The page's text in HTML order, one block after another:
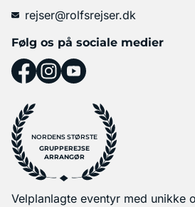
rejser@rolfsrejser.dk
Følg os på sociale medier
NORDENS STØRSTE
GRUPPEREJSE
ARRANGØR
Velplanlagte eventyr med unikke